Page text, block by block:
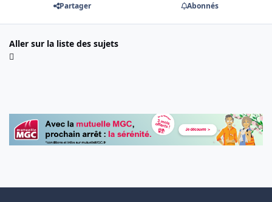
Partager Abonnés
Aller sur la liste des sujets